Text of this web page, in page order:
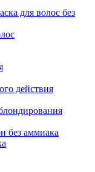
для волос без
действия
без аммиака